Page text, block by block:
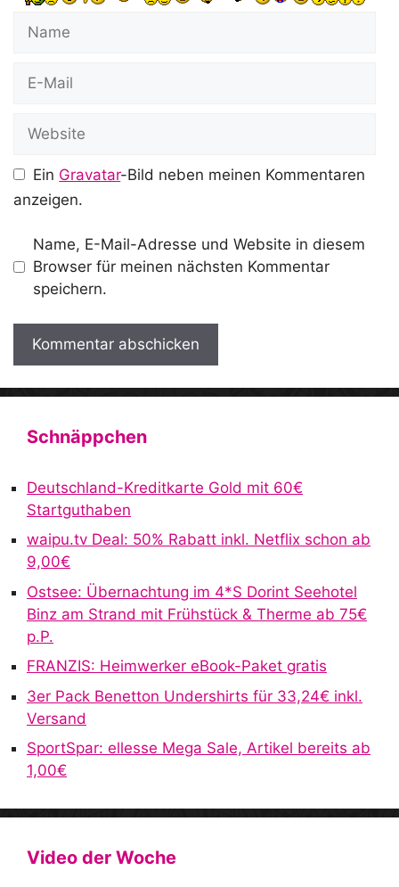
Mail
Ein Gravatar-Bild neben meinen Kommentaren
anzeigen.
Name, E-Mail-Adresse und Website in diesem
Browser für meinen nächsten Kommentar
speichern.
A
n
t
Schnäppchen
Deutschland-Kreditkarte Gold mit 60€
Startguthaben
waipu.tv Deal: 50% Rabatt inkl. Netflix schon ab
9,00€
Ostsee: Übernachtung im 4*S Dorint Seehotel
Binz am Strand mit Frühstück & Therme ab 75€
p.P.
FRANZIS: Heimwerker eBook-Paket gratis
3er Pack Benetton Undershirts für 33,24€ inkl.
Versand
SportSpar: ellesse Mega Sale, Artikel bereits ab
1,00€
Video der Woche